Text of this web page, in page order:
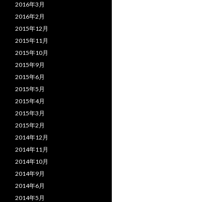
2016年3月
2016年2月
2015年12月
2015年11月
2015年10月
2015年9月
2015年6月
2015年5月
2015年4月
2015年3月
2015年2月
2014年12月
2014年11月
2014年10月
2014年9月
2014年6月
2014年5月